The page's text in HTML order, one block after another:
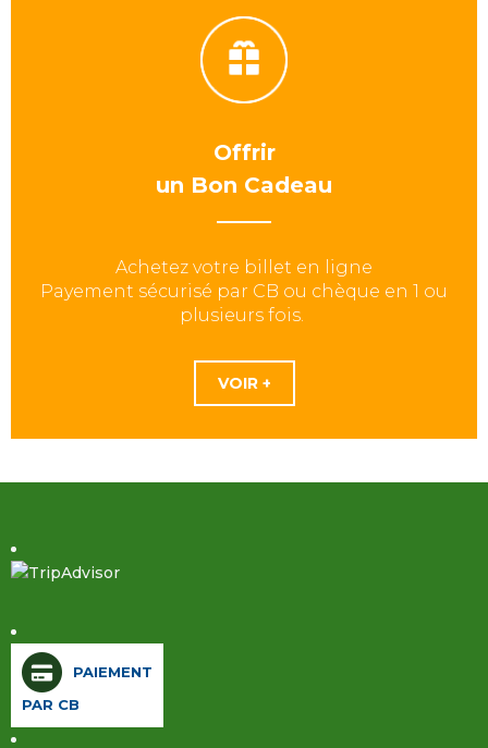
Offrir
un Bon Cadeau
Achetez votre billet en ligne
Payement sécurisé par CB ou chèque en 1 ou
plusieurs fois.
VOIR +
PAIEMENT
PAR CB